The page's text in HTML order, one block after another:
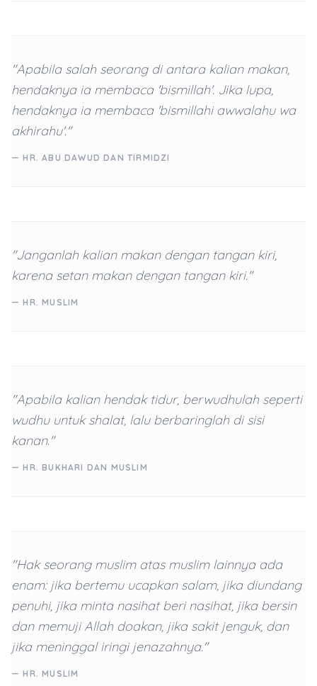
"Apabila salah seorang di antara kalian makan,
hendaknya ia membaca 'bismillah'. Jika lupa,
hendaknya ia membaca 'bismillahi awwalahu wa
akhirahu'."
— HR. ABU DAWUD DAN TIRMIDZI
"Janganlah kalian makan dengan tangan kiri,
karena setan makan dengan tangan kiri."
— HR. MUSLIM
"Apabila kalian hendak tidur, berwudhulah seperti
wudhu untuk shalat, lalu berbaringlah di sisi
kanan."
— HR. BUKHARI DAN MUSLIM
"Hak seorang muslim atas muslim lainnya ada
enam: jika bertemu ucapkan salam, jika diundang
penuhi, jika minta nasihat beri nasihat, jika bersin
dan memuji Allah doakan, jika sakit jenguk, dan
jika meninggal iringi jenazahnya."
— HR. MUSLIM